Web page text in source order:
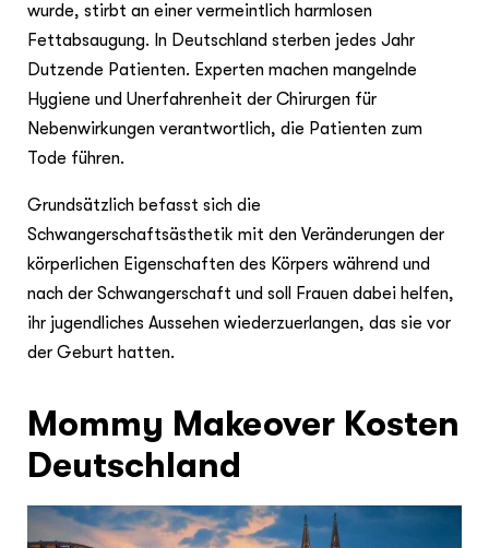
wurde, stirbt an einer vermeintlich harmlosen
Fettabsaugung. In Deutschland sterben jedes Jahr
Dutzende Patienten. Experten machen mangelnde
Hygiene und Unerfahrenheit der Chirurgen für
Nebenwirkungen verantwortlich, die Patienten zum
Tode führen.
Grundsätzlich befasst sich die
Schwangerschaftsästhetik mit den Veränderungen der
körperlichen Eigenschaften des Körpers während und
nach der Schwangerschaft und soll Frauen dabei helfen,
ihr jugendliches Aussehen wiederzuerlangen, das sie vor
der Geburt hatten.
Mommy Makeover Kosten
Deutschland